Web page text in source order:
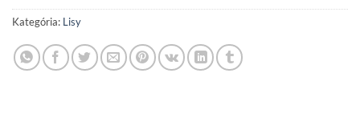
Kategória: Lisy